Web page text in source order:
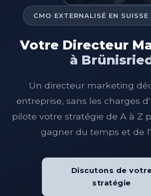
CMO EXTERNALISÉ EN SUISSE
Votre Directeur
à
Un directeur marketing
entreprise, sans les charges
pilote votre stratégie de A à Z
gagner du temps et de
Discutons de
stratégie